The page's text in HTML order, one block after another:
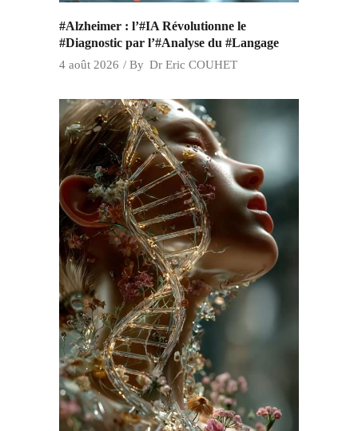
#Alzheimer : l’#IA Révolutionne le
#Diagnostic par l’#Analyse du #Langage
4 août 2026 By Dr Eric COUHET